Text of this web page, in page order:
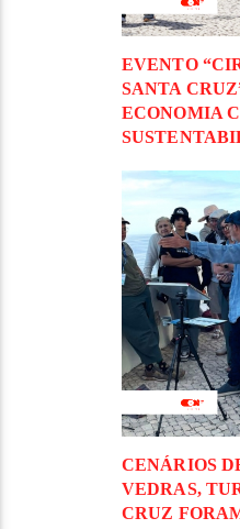
EVENTO
SANTA
ECONOMIA
CENÁRIOS
VEDRAS,
CRUZ